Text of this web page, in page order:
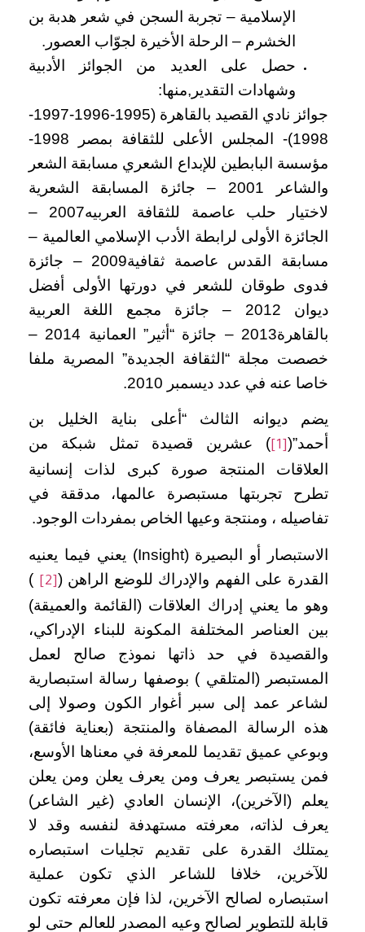
الإسلامية – تجربة السجن في شعر هدبة بن
الخشرم – الرحلة الأخيرة لجوّاب العصور.
حصل على العديد من الجوائز الأدبية
وشهادات التقدير,منها:
جوائز نادي القصيد بالقاهرة (1995-1996-1997-
1998)- المجلس الأعلى للثقافة بمصر 1998-
مؤسسة البابطين للإبداع الشعري مسابقة الشعر
والشاعر 2001 – جائزة المسابقة الشعرية
لاختيار حلب عاصمة للثقافة العربيه2007 –
الجائزة الأولى لرابطة الأدب الإسلامي العالمية –
مسابقة القدس عاصمة ثقافية2009 – جائزة
فدوى طوقان للشعر في دورتها الأولى أفضل
ديوان 2012 – جائزة مجمع اللغة العربية
بالقاهرة2013 – جائزة “أثير” العمانية 2014 –
خصصت مجلة “الثقافة الجديدة” المصرية ملفا
خاصا عنه في عدد ديسمبر 2010.
يضم ديوانه الثالث “أعلى بناية الخليل بن
أحمد”([1]
) عشرين قصيدة تمثل شبكة من
العلاقات المنتجة صورة كبرى لذات إنسانية
تطرح تجربتها مستبصرة عالمها، مدققة في
تفاصيله ، ومنتجة وعيها الخاص بمفردات الوجود.
الاستبصار أو البصيرة (Insight) يعني فيما يعنيه
القدرة على الفهم والإدراك للوضع الراهن (
)
وهو ما يعني إدراك العلاقات (القائمة والعميقة)
بين العناصر المختلفة المكونة للبناء الإدراكي،
والقصيدة في حد ذاتها نموذج صالح لعمل
المستبصر (المتلقي ) بوصفها رسالة استبصارية
لشاعر عمد إلى سبر أغوار الكون وصولا إلى
هذه الرسالة المصفاة والمنتجة (بعناية فائقة)
وبوعي عميق تقديما للمعرفة في معناها الأوسع،
فمن يستبصر يعرف ومن يعرف يعلن ومن يعلن
يعلم (الآخرين)، الإنسان العادي (غير الشاعر)
يعرف لذاته، معرفته مستهدفة لنفسه وقد لا
يمتلك القدرة على تقديم تجليات استبصاره
للآخرين، خلافا للشاعر الذي تكون عملية
استبصاره لصالح الآخرين، لذا فإن معرفته تكون
قابلة للتطوير لصالح وعيه المصدر للعالم حتى لو